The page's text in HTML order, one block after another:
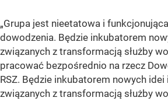
„Grupa jest nieetatowa i
dowodzenia. Będzie inkubatorem
związanych z transformacją służby
pracować bezpośrednio na rzecz
RSZ. Będzie inkubatorem nowych idei
związanych z transformacją służby